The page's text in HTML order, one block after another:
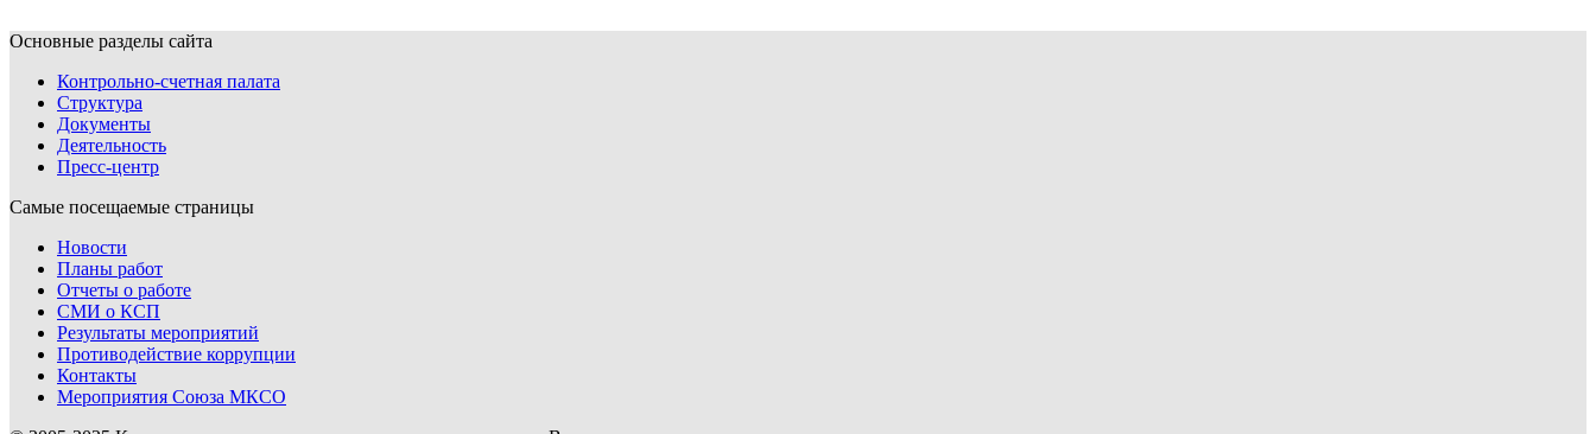
Основные разделы сайта
Контрольно-счетная палата
Структура
Документы
Деятельность
Пресс-центр
Самые посещаемые страницы
Новости
Планы работ
Отчеты о работе
СМИ о КСП
Результаты мероприятий
Противодействие коррупции
Контакты
Мероприятия Союза МКСО